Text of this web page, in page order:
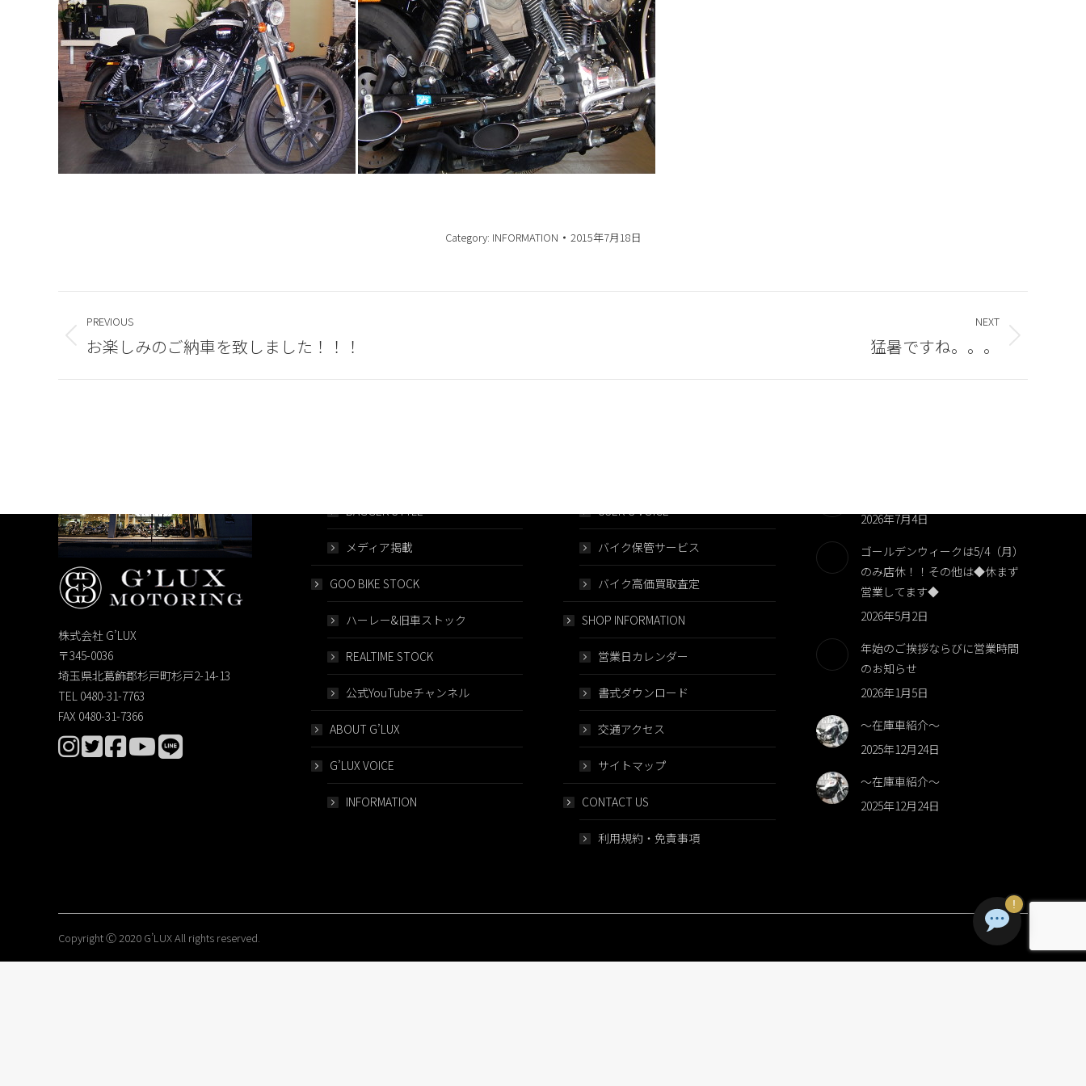
Category: INFORMATION 2015年7月18日
Post
navigation
PREVIOUS
Previous
お楽しみのご納車を致しました！！！
NEXT
猛暑ですね。。。
株式会社 G’LUX
〒345-0036
埼玉県北葛飾郡杉戸町杉戸2-14-13
TEL 0480-31-7763
FAX 0480-31-7366
BAGGER STYLE
メディア掲載
GOO BIKE STOCK
ハーレー&旧車ストック
REALTIME STOCK
公式YouTubeチャンネル
ABOUT G’LUX
G’LUX VOICE
INFORMATION
USER’S VOICE
バイク保管サービス
バイク高価買取査定
SHOP INFORMATION
営業日カレンダー
書式ダウンロード
交通アクセス
サイトマップ
CONTACT US
利用規約・免責事項
2026年7月4日
ゴールデンウィークは5/4（月）
のみ店休！！その他は◆休まず
営業してます◆
2026年5月2日
年始のご挨拶ならびに営業時間
のお知らせ
2026年1月5日
～在庫車紹介～
2025年12月24日
～在庫車紹介～
2025年12月24日
Copyright Ⓒ 2020 G’LUX All rights reserved.
!